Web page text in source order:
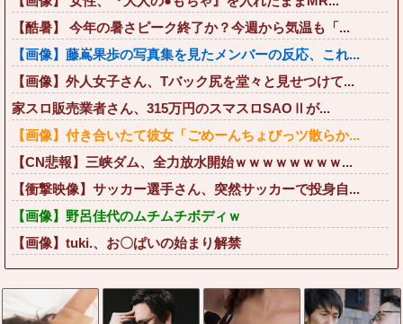
【酷暑】 今年の暑さピーク終了か？今週から気温も「...
【画像】藤嶌果歩の写真集を見たメンバーの反応、これ...
【画像】外人女子さん、Tバック尻を堂々と見せつけて...
家スロ販売業者さん、315万円のスマスロSAOⅡが...
【画像】付き合いたて彼女「ごめーんちょびっツ散らか...
【CN悲報】三峡ダム、全力放水開始ｗｗｗｗｗｗｗｗ...
【衝撃映像】サッカー選手さん、突然サッカーで投身自...
【画像】野呂佳代のムチムチボディｗ
【画像】tuki.、お〇ぱいの始まり解禁